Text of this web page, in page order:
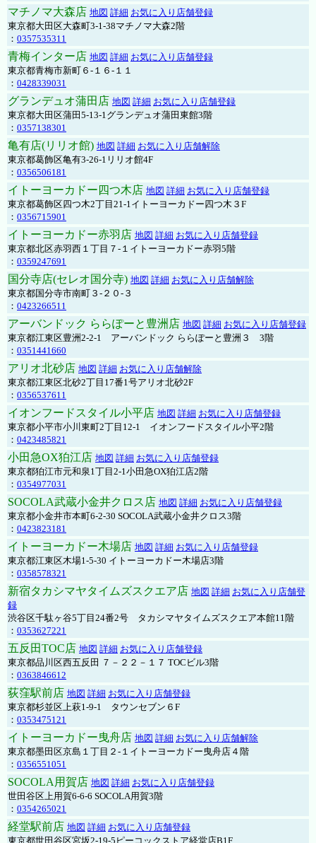
マチノマ大森店 地図 詳細 お気に入り店舗登録
東京都大田区大森町3-1-38マチノマ大森2階
： 0357535311
青梅インター店 地図 詳細 お気に入り店舗登録
東京都青梅市新町６-１６-１１
： 0428339031
グランデュオ蒲田店 地図 詳細 お気に入り店舗登録
東京都大田区蒲田5-13-1グランデュオ蒲田東館3階
： 0357138301
亀有店(リリオ館) 地図 詳細 お気に入り店舗解除
東京都葛飾区亀有3-26-1リリオ館4F
： 0356506181
イトーヨーカドー四つ木店 地図 詳細 お気に入り店舗登録
東京都葛飾区四つ木2丁目21-1イトーヨーカドー四つ木３F
： 0356715901
イトーヨーカドー赤羽店 地図 詳細 お気に入り店舗登録
東京都北区赤羽西１丁目７-１イトーヨーカドー赤羽5階
： 0359247691
国分寺店(セレオ国分寺) 地図 詳細 お気に入り店舗解除
東京都国分寺市南町３-２０-３
： 0423266511
アーバンドック ららぽーと豊洲店 地図 詳細 お気に入り店舗登録
東京都江東区豊洲2-2-1 アーバンドック ららぽーと豊洲３ 3階
： 0351441660
アリオ北砂店 地図 詳細 お気に入り店舗解除
東京都江東区北砂2丁目17番1号アリオ北砂2F
： 0356537611
イオンフードスタイル小平店 地図 詳細 お気に入り店舗登録
東京都小平市小川東町2丁目12-1 イオンフードスタイル小平2階
： 0423485821
小田急OX狛江店 地図 詳細 お気に入り店舗登録
東京都狛江市元和泉1丁目2-1小田急OX狛江店2階
： 0354977031
SOCOLA武蔵小金井クロス店 地図 詳細 お気に入り店舗登録
東京都小金井市本町6-2-30 SOCOLA武蔵小金井クロス3階
： 0423823181
イトーヨーカドー木場店 地図 詳細 お気に入り店舗登録
東京都江東区木場1-5-30 イトーヨーカドー木場店3階
： 0358578321
新宿タカシマヤタイムズスクエア店 地図 詳細 お気に入り店舗登
録
渋谷区千駄ヶ谷5丁目24番2号 タカシマヤタイムズスクエア本館11階
： 0353627221
五反田TOC店 地図 詳細 お気に入り店舗登録
東京都品川区西五反田 ７－２２－１７ TOCビル3階
： 0363846612
荻窪駅前店 地図 詳細 お気に入り店舗登録
東京都杉並区上萩1-9-1 タウンセブン６F
： 0353475121
イトーヨーカドー曳舟店 地図 詳細 お気に入り店舗解除
東京都墨田区京島１丁目２-１イトーヨーカドー曳舟店４階
： 0356551051
SOCOLA用賀店 地図 詳細 お気に入り店舗登録
世田谷区上用賀6-6-6 SOCOLA用賀3階
： 0354265021
経堂駅前店 地図 詳細 お気に入り店舗登録
東京都世田谷区宮坂2-19-5ピーコックストア経堂店B1F